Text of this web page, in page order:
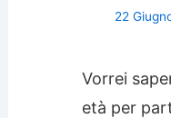
22
Vorrei
età per